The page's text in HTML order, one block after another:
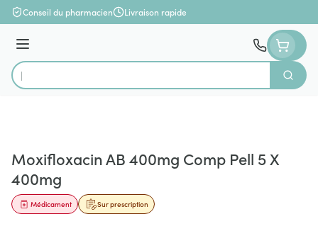
Aller au contenu
Conseil du pharmacien Livraison rapide
Menu
Rechercher
Moxifloxacin AB 400mg Comp Pell 5 X
400mg
Sur prescription
Médicament